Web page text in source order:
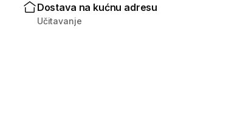
Dostava na kućnu adresu
Učitavanje